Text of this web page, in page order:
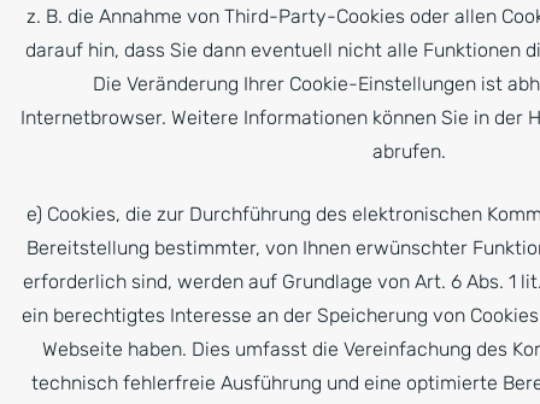
z. B. die Annahme von Third-Party-Cookies oder allen
darauf hin, dass Sie dann eventuell nicht alle Funktionen
Die Veränderung Ihrer Cookie-Einstellungen ist
Internetbrowser. Weitere Informationen können Sie in der
abrufen.
e) Cookies, die zur Durchführung des elektronischen
Bereitstellung bestimmter, von Ihnen erwünschter
erforderlich sind, werden auf Grundlage von Art. 6 Abs. 1
ein berechtigtes Interesse an der Speicherung von
Webseite haben. Dies umfasst die Vereinfachung des
technisch fehlerfreie Ausführung und eine optimierte